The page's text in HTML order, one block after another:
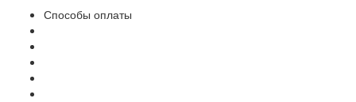
Способы оплаты